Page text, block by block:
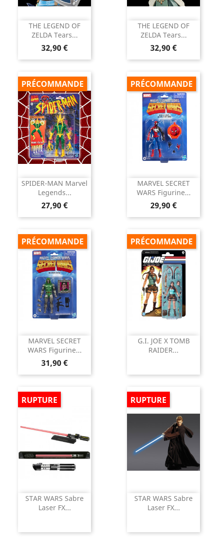
THE LEGEND OF
ZELDA Tears...
Prix
32,90 €
THE LEGEND OF
ZELDA Tears...
Prix
32,90 €
SPIDER-MAN Marvel
Legends...
Prix
27,90 €
PRÉCOMMANDE
MARVEL SECRET
WARS Figurine...
Prix
29,90 €
PRÉCOMMANDE
MARVEL SECRET
WARS Figurine...
Prix
31,90 €
PRÉCOMMANDE
G.I. JOE X TOMB
RAIDER...
PRÉCOMMANDE
STAR WARS Sabre
Laser FX...
RUPTURE
STAR WARS Sabre
Laser FX...
RUPTURE